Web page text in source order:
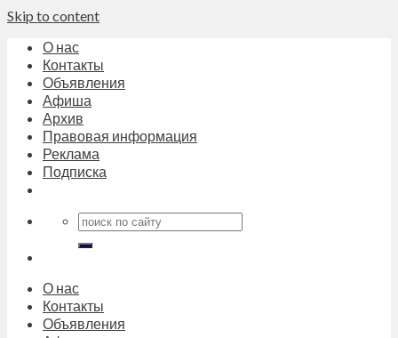
Skip to content
О нас
Контакты
Объявления
Афиша
Архив
Правовая информация
Реклама
Подписка
О нас
Контакты
Объявления